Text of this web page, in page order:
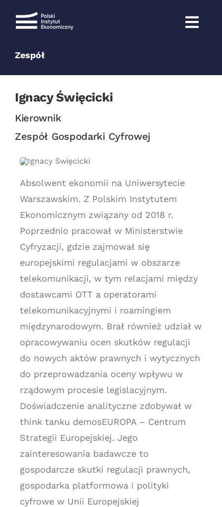
Zespół
Ignacy Święcicki
Kierownik
Zespół Gospodarki Cyfrowej
Absolwent ekonomii na Uniwersytecie
Warszawskim. Z Polskim Instytutem
Ekonomicznym związany od 2018 r.
Poprzednio pracował w Ministerstwie
Cyfryzacji, gdzie zajmował się
europejskimi regulacjami w obszarze
telekomunikacji, w tym relacjami między
dostawcami OTT a operatorami
telekomunikacyjnymi i roamingiem
międzynarodowym. Brał również udział w
opracowywaniu ocen skutków regulacji
do nowych aktów prawnych i wytycznych
do przeprowadzania oceny wpływu w
rządowym procesie legislacyjnym.
Doświadczenie analityczne zdobywał w
think tanku demosEUROPA – Centrum
Strategii Europejskiej. Jego
zainteresowania badawcze to
gospodarcze skutki regulacji prawnych,
gospodarka platformowa i polityki
cyfrowe w Unii Europejskiej